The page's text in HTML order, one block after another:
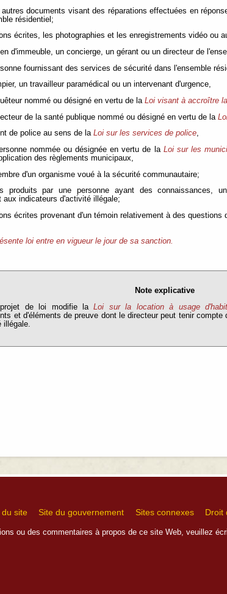
documents visant des réparations effectuées en
résidentiel;
écrites, les photographies et les enregistrements vidéo ou
d'immeuble, un concierge, un gérant ou un directeur de
fournissant des services de sécurité dans l'ensemble
un travailleur paramédical ou un intervenant d'urgence,
nommé ou désigné en vertu de la Loi visant à accroître
de la santé publique nommé ou désigné en vertu de la
de police au sens de la Loi sur les services de police,
nommée ou désignée en vertu de la Loi sur les
des règlements municipaux,
d'un organisme voué à la sécurité communautaire;
produits par une personne ayant des connaissances,
aux indicateurs d'activité illégale;
écrites provenant d'un témoin relativement à des questions
loi entre en vigueur le jour de sa sanction.
Note explicative
projet de loi modifie laLoi sur la location à usage
et d'éléments de preuve dont le directeur peut tenir
site Site du gouvernement Sites connexes Droit
ou des commentaires à propos de ce site Web, veuillez